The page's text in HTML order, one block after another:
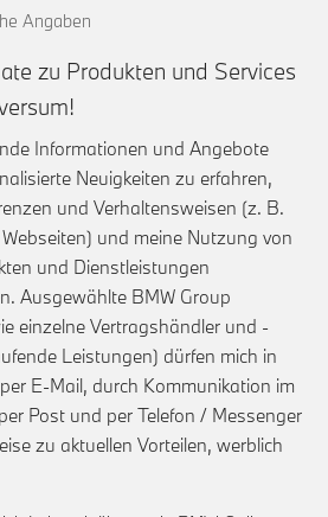
Angaben
zu Produkten und Services
Informationen und Angebote
Neuigkeiten zu erfahren,
und Verhaltensweisen (z. B.
und meine Nutzung von
und Dienstleistungen
Ausgewählte BMW Group
einzelne Vertragshändler und -
Leistungen) dürfen mich in
E-Mail, durch Kommunikation im
Post und per Telefon / Messenger
zu aktuellen Vorteilen, werblich
Fußnote: Einwilligung zur